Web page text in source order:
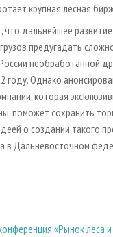
МАТЕРИАЛЫ
крупная лесная
дальнейшее развитие
предугадать
необработанной
году. Однако
которая
поможет сохранить
о создании такого
в Дальневосточном
«Рынок леса